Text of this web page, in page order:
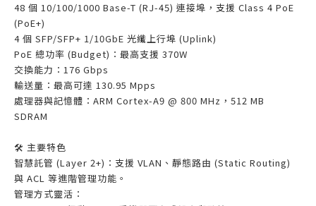
48 個 10/100/1000 Base-T (RJ-45) 連接埠，支援 Class 4 PoE
(PoE+)
4 個 SFP/SFP+ 1/10GbE 光纖上行埠 (Uplink)
PoE 總功率 (Budget)：最高支援 370W
交換能力：176 Gbps
輸送量：最高可達 130.95 Mpps
處理器與記憶體：ARM Cortex-A9 @ 800 MHz，512 MB
SDRAM
🛠️ 主要特色
智慧託管 (Layer 2+)：支援 VLAN、靜態路由 (Static Routing)
與 ACL 等進階管理功能。
管理方式靈活：